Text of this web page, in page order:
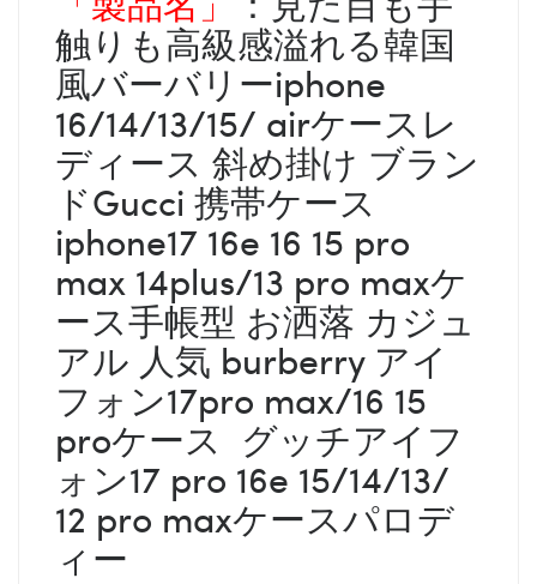
触りも高級感溢れる韓国
風バーバリーiphone
16/14/13/15/ airケースレ
ディース 斜め掛け ブラン
ドGucci 携帯ケース
iphone17 16e 16 15 pro
max 14plus/13 pro maxケ
ース手帳型 お洒落 カジュ
アル 人気 burberry アイ
フォン17pro max/16 15
proケース グッチアイフ
ォン17 pro 16e 15/14/13/
12 pro maxケースパロデ
ィー